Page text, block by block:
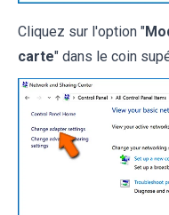
Cliquez sur l'option "
carte" dans le coin